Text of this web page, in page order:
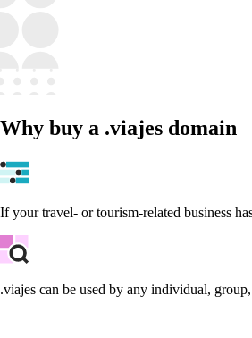
Why buy a .viajes domain
If your travel- or tourism-related business
.viajes can be used by any individual,